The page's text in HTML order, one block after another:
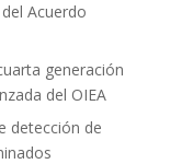
Acuerdo
generación
del OIEA
detección de